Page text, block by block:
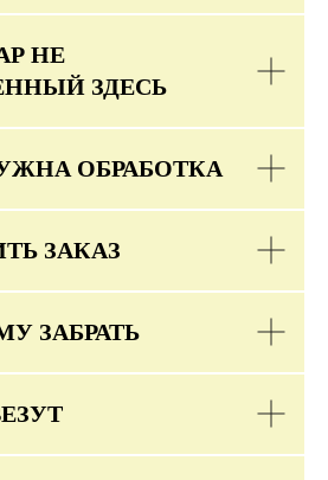
НЕ
ЗДЕСЬ
ОБРАБОТКА
ЗАКАЗ
ЗАБРАТЬ